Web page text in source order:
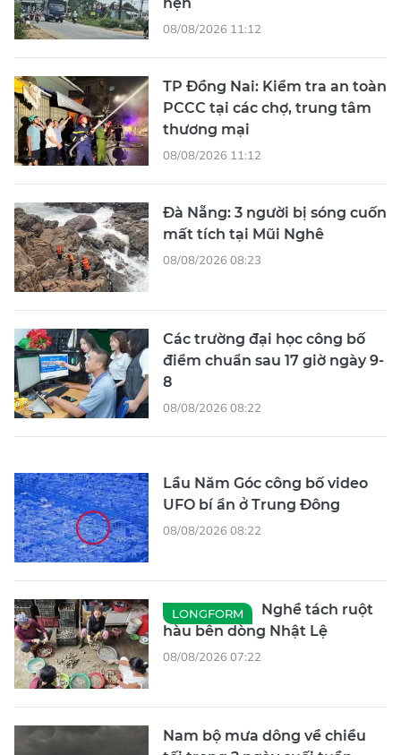
08/08/2026 11:12
TP Đồng Nai: Kiểm tra an toàn
PCCC tại các chợ, trung tâm
thương mại
08/08/2026 11:12
Đà Nẵng: 3 người bị sóng cuốn
mất tích tại Mũi Nghê
08/08/2026 08:23
Các trường đại học công bố
điểm chuẩn sau 17 giờ ngày 9-
8
08/08/2026 08:22
Lầu Năm Góc công bố video
UFO bí ẩn ở Trung Đông
08/08/2026 08:22
LONGFORM
Nghề tách ruột
hàu bên dòng Nhật Lệ
08/08/2026 07:22
Nam bộ mưa dông về chiều